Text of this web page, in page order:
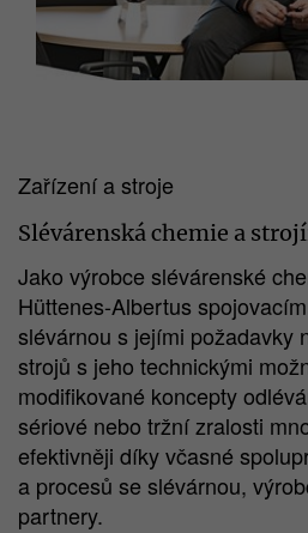
Zařízení a stroje
Slévárenská chemie a
Jako výrobce slévárenské
Hüttenes-Albertus
slévárnou s jejími požadavky
strojů s jeho technickými
modifikované koncepty
sériové nebo tržní zralosti
efektivněji díky včasné
a procesů se slévárnou,
partnery.